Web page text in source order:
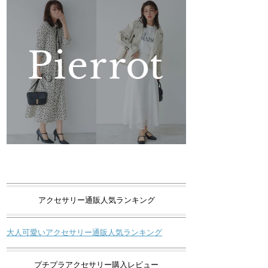
アクセサリー通販人気ランキング
大人可愛いアクセサリー通販人気ランキング
プチプラアクセサリー購入レビュー